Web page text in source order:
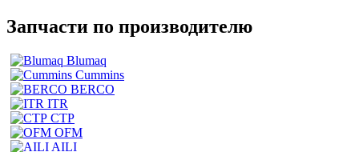
Запчасти по производителю
Blumaq
Cummins
BERCO
ITR
CTP
OFM
AILI